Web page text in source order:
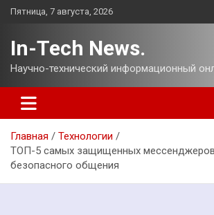
Перейти
Пятница, 7 августа, 2026
In-Tech News.
Научно-технический информационный
Главная
Технологии
ТОП-5 самых защищенных
безопасного общения